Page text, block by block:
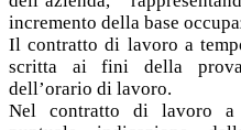
incremento della base
Il contratto di lavoro a
scritta ai fini della
dell’orario di lavoro.
Nel contratto di lavoro a